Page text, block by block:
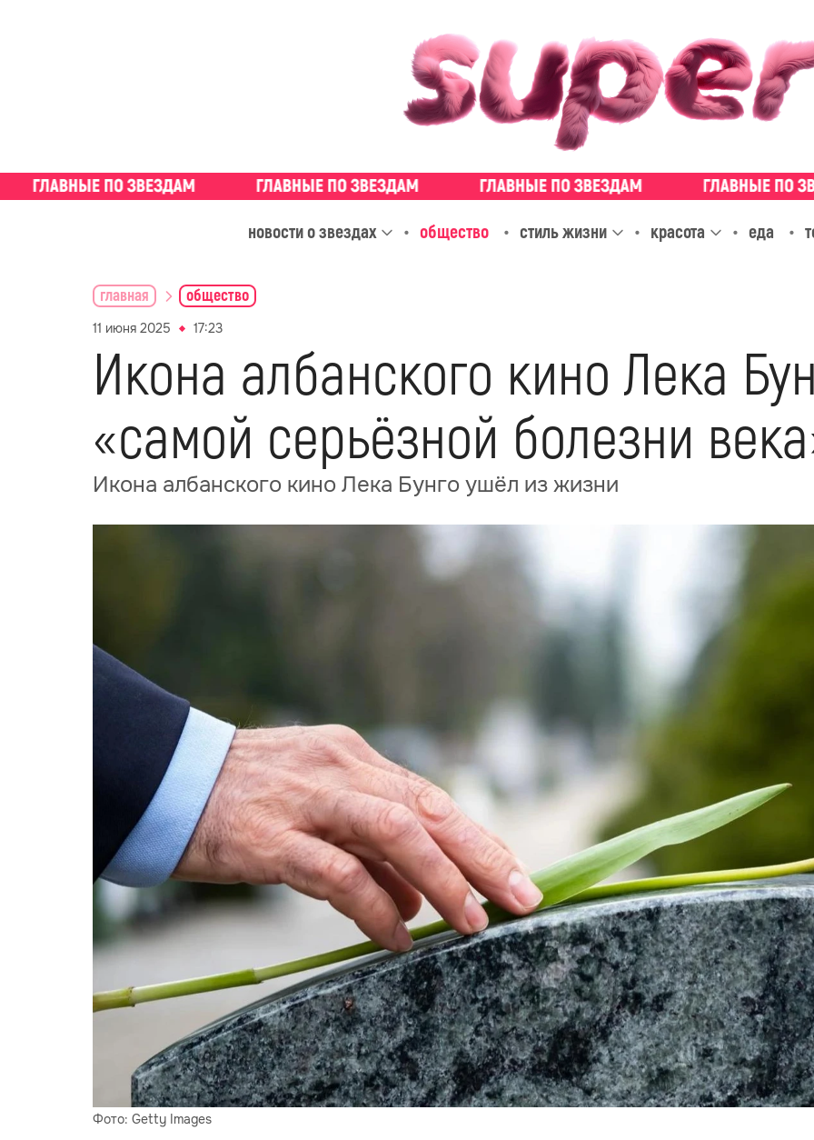
новости о звездах общество стиль жизни красота еда
главная общество
11 июня 2025 17:23
Икона албанского кино Лека
«самой серьёзной болезни
Икона албанского кино Лека Бунго ушёл из жизни
Фото: Getty Images